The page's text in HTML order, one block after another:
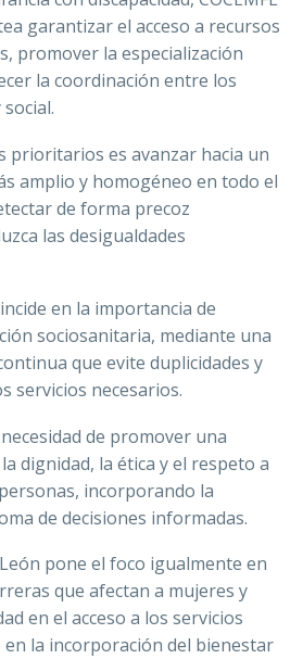
garantizar el acceso a recursos
promover la especialización
la coordinación entre los
prioritarios es avanzar hacia un
amplio y homogéneo en todo el
de forma precoz
las desigualdades
en la importancia de
sociosanitaria, mediante una
que evite duplicidades y
servicios necesarios.
de promover una
dignidad, la ética y el respeto a
incorporando la
de decisiones informadas.
León pone el foco igualmente en
que afectan a mujeres y
en el acceso a los servicios
la incorporación del bienestar